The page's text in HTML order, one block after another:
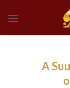
đến
A